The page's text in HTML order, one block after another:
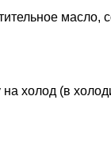
масло,
холод (в